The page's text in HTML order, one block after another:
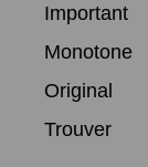
Important
Monotone
Original
Trouver